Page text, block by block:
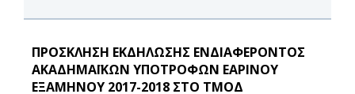
ΠΡΟΣΚΛΗΣΗ ΕΚΔΗΛΩΣΗΣ ΕΝΔΙΑΦΕΡΟΝΤΟΣ
ΑΚΑΔΗΜΑΪΚΩΝ ΥΠΟΤΡΟΦΩΝ ΕΑΡΙΝΟΥ
ΕΞΑΜΗΝΟΥ 2017-2018 ΣΤΟ ΤΜΟΔ